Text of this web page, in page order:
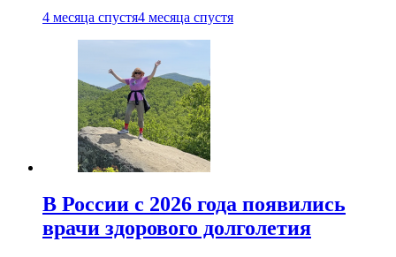
4 месяца спустя4 месяца спустя
В России с 2026 года появились
врачи здорового долголетия